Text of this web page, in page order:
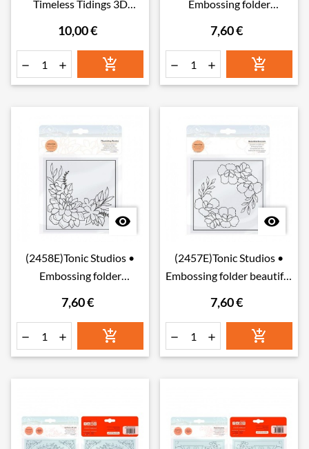
Timeless Tidings 3D
Mistletoe Shower
10,00 €
  
Embossing folder
7,60 €
  

(2458E)Tonic Studios •
Embossing folder
7,60 €
  

(2457E)Tonic Studios •
Embossing folder beautiful
7,60 €
  